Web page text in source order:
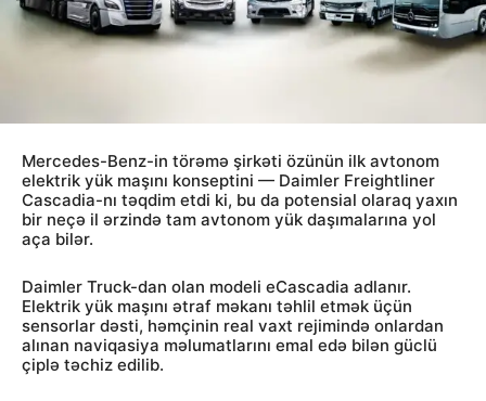
Mercedes-Benz-in törəmə şirkəti özünün ilk avtonom
elektrik yük maşını konseptini — Daimler Freightliner
Cascadia-nı təqdim etdi ki, bu da potensial olaraq yaxın
bir neçə il ərzində tam avtonom yük daşımalarına yol
aça bilər.
Daimler Truck-dan olan modeli eCascadia adlanır.
Elektrik yük maşını ətraf məkanı təhlil etmək üçün
sensorlar dəsti, həmçinin real vaxt rejimində onlardan
alınan naviqasiya məlumatlarını emal edə bilən güclü
çiplə təchiz edilib.